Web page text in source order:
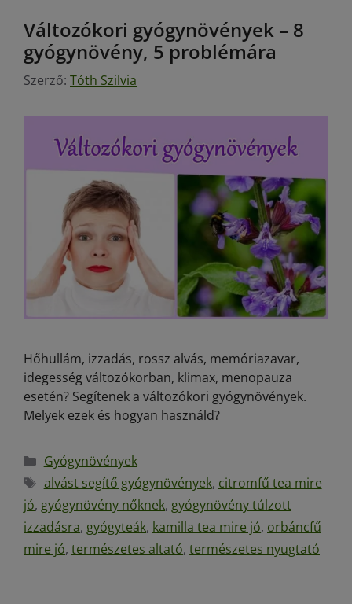
Változókori gyógynövények – 8
gyógynövény, 5 problémára
Szerző: Tóth Szilvia
Hőhullám, izzadás, rossz alvás, memóriazavar,
idegesség változókorban, klimax, menopauza
esetén? Segítenek a változókori gyógynövények.
Melyek ezek és hogyan használd?
Gyógynövények
alvást segítő gyógynövények, citromfű tea mire
jó, gyógynövény nőknek, gyógynövény túlzott
izzadásra, gyógyteák, kamilla tea mire jó, orbáncfű
mire jó, természetes altató, természetes nyugtató